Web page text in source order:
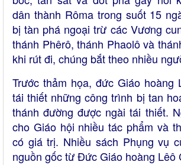
dân thành Rôma trong suốt 15
bị tàn phá ngoại trừ các Vương
thánh Phêrô, thánh Phaolô và
khi rút đi, chúng bắt theo nhiều
Trước thảm họa, đức Giáo hoàng
tái thiết những công trình bị tan
thánh đường được ngài tái thiết.
cho Giáo hội nhiều tác phẩm và
có giá trị. Nhiều sách Phụng vụ
nguồn gốc từ Đức Giáo hoàng Lêô